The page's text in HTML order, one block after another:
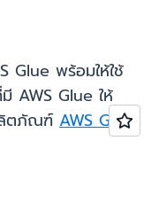
Glue พร้อมให้ใช้
AWS Glue ให้
ลิตภัณฑ์ AWS Glue